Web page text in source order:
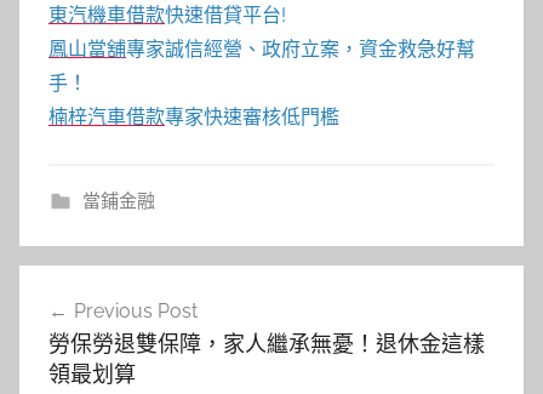
東汽機車借款快速借貸平台!
鳳山當舖專家誠信經營、政府立案，資金救急好幫
手！
楠梓汽車借款專家快速審核低門檻
當鋪金融
導
Previous Post
勞保勞退雙保障，家人繼承無憂！退休金這樣
領最划算